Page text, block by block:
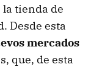
tienda de
Desde esta
mercados
que, de esta